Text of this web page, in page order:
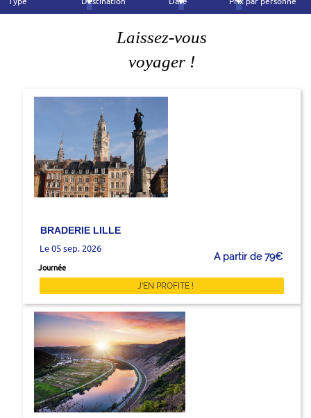
Laissez-vous
voyager !
BRADERIE LILLE
Le 05 sep. 2026
Journée
A partir de 79€
J'EN PROFITE !